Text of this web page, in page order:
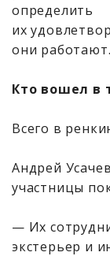
определить
их
они работают.
Кто вошел в
Всего в
Андрей
участницы
— Их
экстерьер и